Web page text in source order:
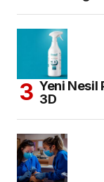
Yeni Nesil
3D